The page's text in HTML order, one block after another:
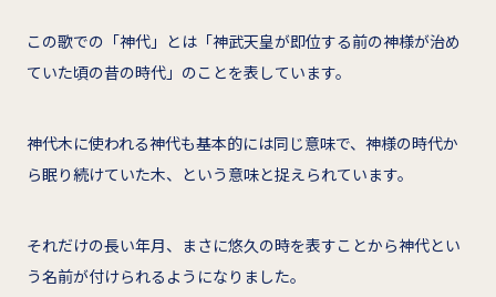
この歌での「神代」とは「神武天皇が即位する前の神様が治め
ていた頃の昔の時代」のことを表しています。
神代木に使われる神代も基本的には同じ意味で、神様の時代か
ら眠り続けていた木、という意味と捉えられています。
それだけの長い年月、まさに悠久の時を表すことから神代とい
う名前が付けられるようになりました。